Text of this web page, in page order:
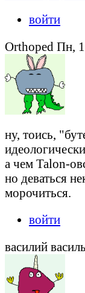
войти
Orthoped Пн,
ну, тоись,
а чем Talon-
но деваться
морочиться.
войти
василий